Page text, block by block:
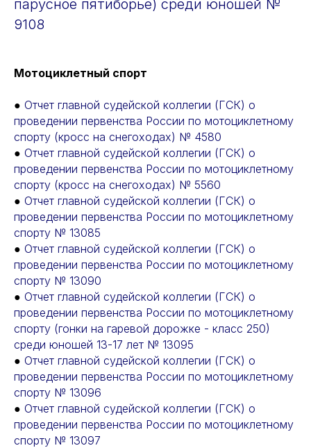
парусное пятиборье) среди юношей №
9108
Мотоциклетный спорт
● Отчет главной судейской коллегии (ГСК) о
проведении первенства России по мотоциклетному
спорту (кросс на снегоходах) № 4580
● Отчет главной судейской коллегии (ГСК) о
проведении первенства России по мотоциклетному
спорту (кросс на снегоходах) № 5560
● Отчет главной судейской коллегии (ГСК) о
проведении первенства России по мотоциклетному
спорту № 13085
● Отчет главной судейской коллегии (ГСК) о
проведении первенства России по мотоциклетному
спорту № 13090
● Отчет главной судейской коллегии (ГСК) о
проведении первенства России по мотоциклетному
спорту (гонки на гаревой дорожке - класс 250)
среди юношей 13-17 лет № 13095
● Отчет главной судейской коллегии (ГСК) о
проведении первенства России по мотоциклетному
спорту № 13096
● Отчет главной судейской коллегии (ГСК) о
проведении первенства России по мотоциклетному
спорту № 13097